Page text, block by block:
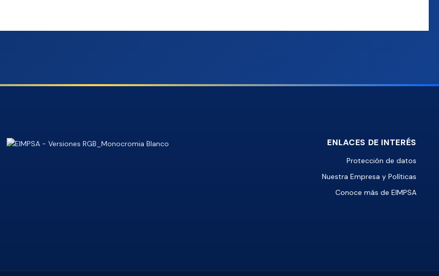
ENLACES DE INTERÉS
Protección de datos
Nuestra Empresa y Políticas
Conoce más de EIMPSA